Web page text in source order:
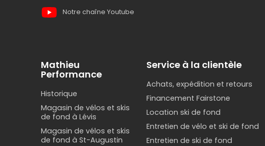
Notre chaîne Youtube
Mathieu
Performance
Historique
Magasin de vélos et skis
de fond à Lévis
Magasin de vélos et skis
de fond à St-Augustin
Service à la clientèle
Achats, expédition et retours
Financement Fairstone
Location ski de fond
Entretien de vélo et ski de fond
Entretien de ski de fond